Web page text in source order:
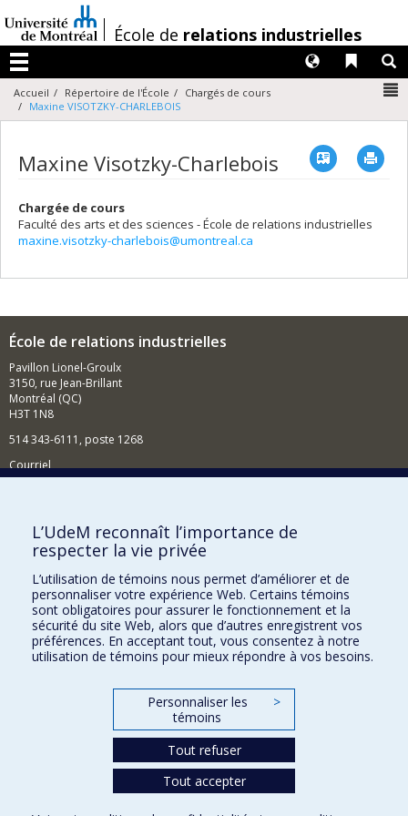
au
contenu
/École de relations industrielles
Menu
Liens
Langues
Accueil Répertoire de l'École
Chargés de cours
Maxine VISOTZKY-CHARLEBOIS
Maxine Visotzky-Charlebois Vcard
Chargée de cours
Faculté des arts et des sciences - École de relations industrielles
maxine.visotzky-charlebois@umontreal.ca
École de relations industrielles
Pavillon Lionel-Groulx
3150, rue Jean-Brillant
Montréal (QC)
H3T 1N8
514 343-6111, poste 1268
Courriel
Comment soutenir l'École?
BESOIN D'AIDE?
Plan du site
Signaler une erreur
Accessibilité
FACULTÉ DES ARTS ET DES SCIENCES
Nos départements et écoles
L’UdeM reconnaît l’importance de
respecter la vie privée
L’utilisation de témoins nous permet d’améliorer et de
personnaliser votre expérience Web. Certains témoins
sont obligatoires pour assurer le fonctionnement et la
sécurité du site Web, alors que d’autres enregistrent vos
préférences. En acceptant tout, vous consentez à notre
utilisation de témoins pour mieux répondre à vos besoins.
Personnaliser les
témoins
>
Tout refuser
Tout accepter